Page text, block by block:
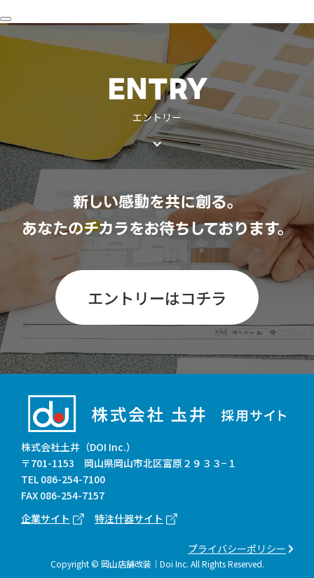
ENTRY
エントリー
新しい感動を共に創る。
あなたのチカラをお待ちしております。
エントリーはコチラ
株式会社土井（DOI Inc.）
〒701-1153 岡山県岡山市北区富原２９３３−１
TEL 086-254-7100
FAX 086-254-7157
企業サイト
特注什器サイト
プライバシーポリシー
Copyright © 岡山店舗改装｜Doi Inc. All Rights Reserved.